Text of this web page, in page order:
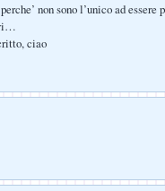
non sono l’unico ad essere
ciao